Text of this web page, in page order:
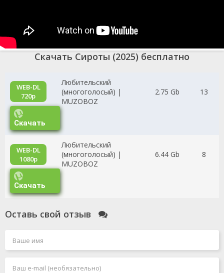
Скачать Сироты (2025) бесплатно
WEB-DL
720p
Любительский
(многоголосый) |
MUZOBOZ
2.75 Gb 13
Скачать
WEB-DL
1080p
Любительский
(многоголосый) |
MUZOBOZ
6.44 Gb 8
Скачать
Оставь свой отзыв